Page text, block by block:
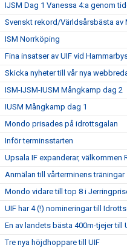
IJSM Dag 1 Vanessa 4:a genom
Svenskt rekord/Världsårsbästa av
ISM Norrköping
Fina insatser av UIF vid
Skicka nyheter till vår nya
ISM-IJSM-IUSM Mångkamp dag 2
IUSM Mångkamp dag 1
Mondo prisades på idrottsgalan
Inför terminsstarten
Upsala IF expanderar, välkommen
Anmälan till vårterminens träningar
Mondo vidare till top 8 i
UIF har 4 (!) nomineringar till
En av landets bästa 400m-tjejer till
Tre nya höjdhoppare till UIF